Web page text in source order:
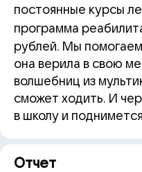
постоянные курсы
программа
рублей. Мы
она верила в свою
волшебниц из
сможет ходить. И
в школу и
Отчет